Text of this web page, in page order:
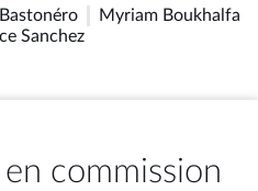
Myriam Boukhalfa
Sanchez
commission